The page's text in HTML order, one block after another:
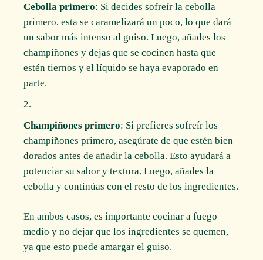
Cebolla primero: Si decides sofreír la cebolla
primero, esta se caramelizará un poco, lo que dará
un sabor más intenso al guiso. Luego, añades los
champiñones y dejas que se cocinen hasta que
estén tiernos y el líquido se haya evaporado en
parte.
Champiñones primero: Si prefieres sofreír los
champiñones primero, asegúrate de que estén bien
dorados antes de añadir la cebolla. Esto ayudará a
potenciar su sabor y textura. Luego, añades la
cebolla y continúas con el resto de los ingredientes.
En ambos casos, es importante cocinar a fuego
medio y no dejar que los ingredientes se quemen,
ya que esto puede amargar el guiso.